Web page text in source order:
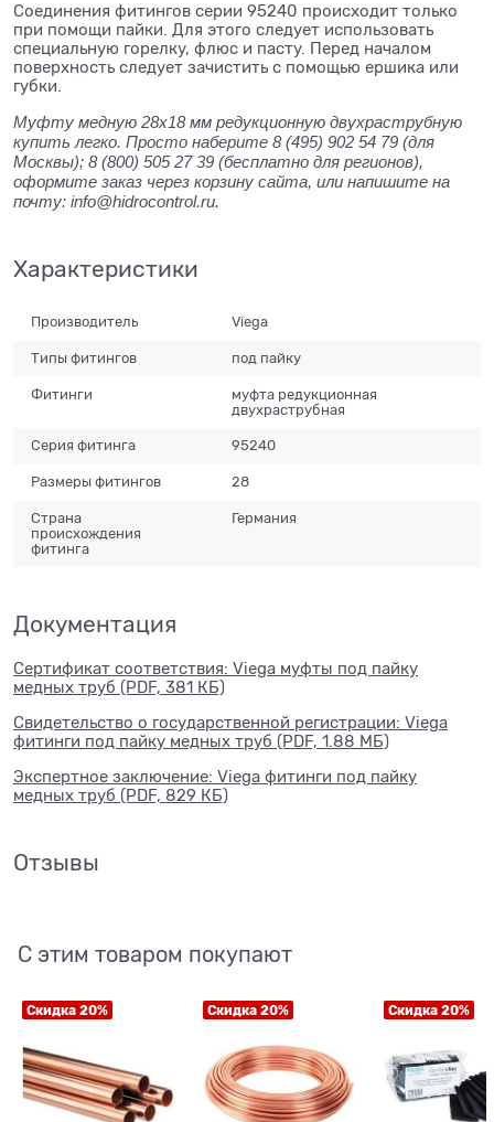
Соединения фитингов серии 95240 происходит только
при помощи пайки. Для этого следует использовать
специальную горелку, флюс и пасту. Перед началом
поверхность следует зачистить с помощью ершика или
губки.
Муфту медную 28x18 мм редукционную двухраструбную
купить легко. Просто наберите 8 (495) 902 54 79 (для
Москвы); 8 (800) 505 27 39 (бесплатно для регионов),
оформите заказ через корзину сайта, или напишите на
почту: info@hidrocontrol.ru.
Характеристики
Производитель Viega
Типы фитингов под пайку
Фитинги
муфта редукционная
двухраструбная
Серия фитинга 95240
Размеры фитингов 28
Страна
происхождения
фитинга
Германия
Документация
Сертификат соответствия: Viega муфты под пайку
медных труб (PDF, 381 КБ)
Свидетельство о государственной регистрации: Viega
фитинги под пайку медных труб (PDF, 1.88 МБ)
Экспертное заключение: Viega фитинги под пайку
медных труб (PDF, 829 КБ)
Отзывы
С этим товаром покупают
Скидка 20% Скидка 20% Скидка 20%